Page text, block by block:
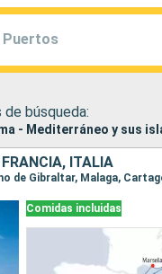
Puertos
búsqueda:
- Mediterráneo y sus
ITALIA
de Gibraltar, Malaga,
Comidas incluidas